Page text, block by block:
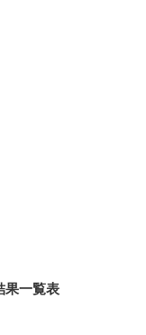
果一覧表